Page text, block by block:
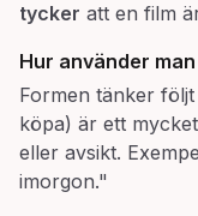
tycker att en film
Hur använder man
Formen tänker
köpa) är ett
eller avsikt.
imorgon."